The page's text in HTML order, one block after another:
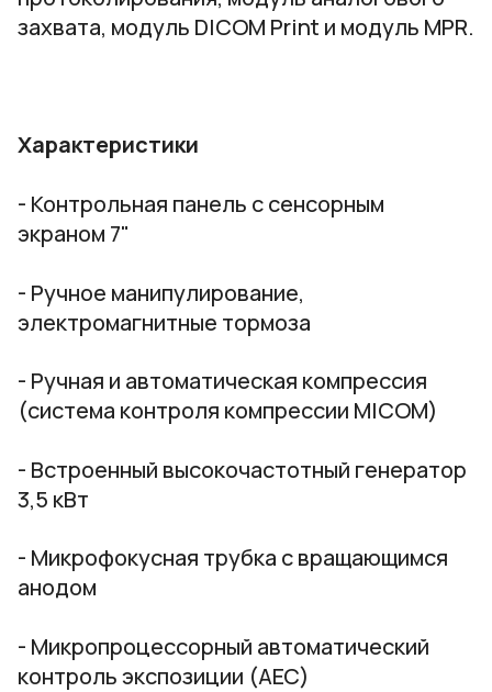
захвата, модуль DICOM Print и модуль MPR.
Характеристики
- Контрольная панель с сенсорным
экраном 7"
- Ручное манипулирование,
электромагнитные тормоза
- Ручная и автоматическая компрессия
(система контроля компрессии MICOM)
- Встроенный высокочастотный генератор
3,5 кВт
- Микрофокусная трубка с вращающимся
анодом
- Микропроцессорный автоматический
контроль экспозиции (АЕС)